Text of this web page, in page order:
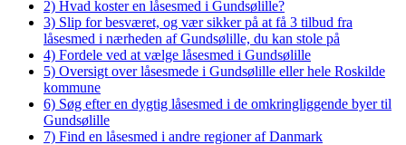
2) Hvad koster en låsesmed i Gundsølille?
3) Slip for besværet, og vær sikker på at få 3 tilbud fra
låsesmed i nærheden af Gundsølille, du kan stole på
4) Fordele ved at vælge låsesmed i Gundsølille
5) Oversigt over låsesmede i Gundsølille eller hele Roskilde
kommune
6) Søg efter en dygtig låsesmed i de omkringliggende byer til
Gundsølille
7) Find en låsesmed i andre regioner af Danmark